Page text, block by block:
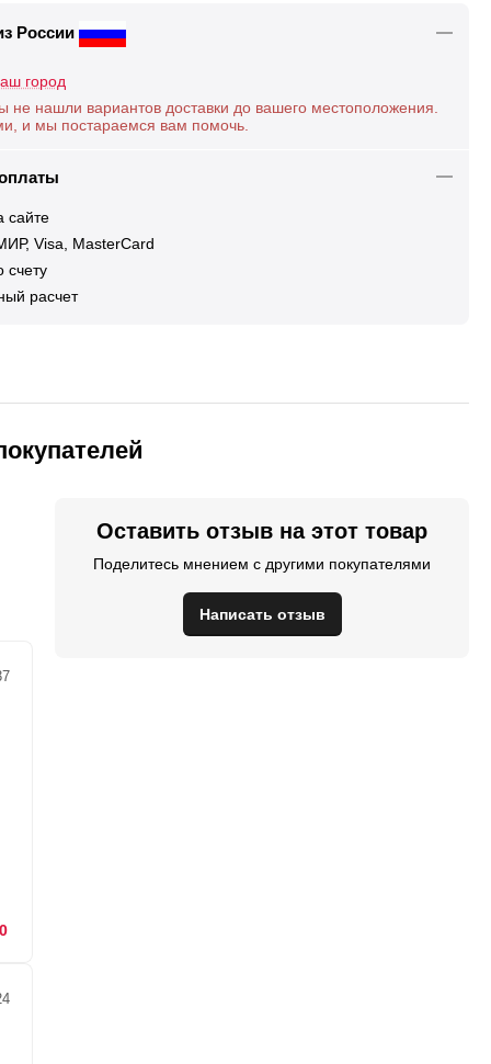
России
город
нашли вариантов доставки до вашего местоположения.
и мы постараемся вам помочь.
сайте
Visa, MasterCard
расчет
0
Оставить отзыв на этот товар
Поделитесь мнением с другими покупателями
Написать отзыв